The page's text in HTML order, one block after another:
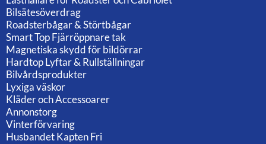
Bilsätesöverdrag
Roadsterbågar & Störtbågar
Smart Top Fjärröppnare tak
Magnetiska skydd för bildörrar
Hardtop Lyftar & Rullställningar
Bilvårdsprodukter
Lyxiga väskor
Kläder och Accessoarer
Annonstorg
Vinterförvaring
Husbandet Kapten Fri